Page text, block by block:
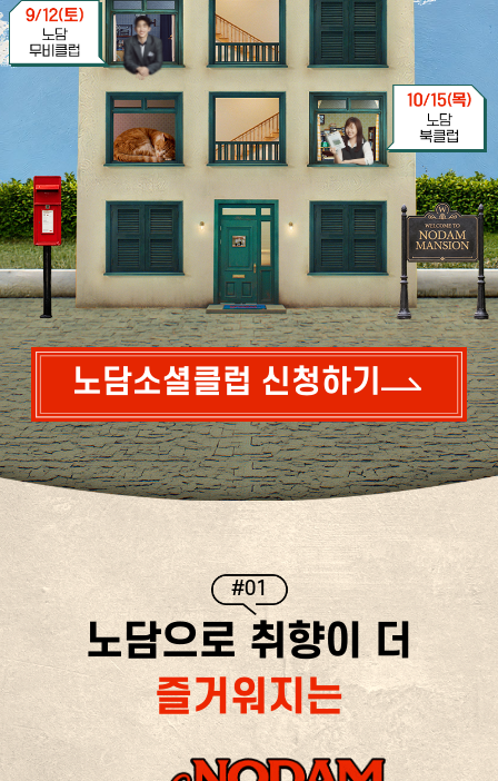
노담소셜클럽 신청하기
#01
노담으로 취향이 더
즐거워지는